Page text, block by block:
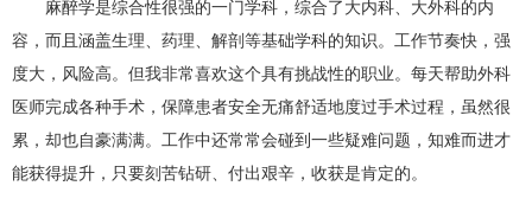
麻醉学是综合性很强的一门学科，综合了大内科、大外科的内
容，而且涵盖生理、药理、解剖等基础学科的知识。工作节奏快，强
度大，风险高。但我非常喜欢这个具有挑战性的职业。每天帮助外科
医师完成各种手术，保障患者安全无痛舒适地度过手术过程，虽然很
累，却也自豪满满。工作中还常常会碰到一些疑难问题，知难而进才
能获得提升，只要刻苦钻研、付出艰辛，收获是肯定的。